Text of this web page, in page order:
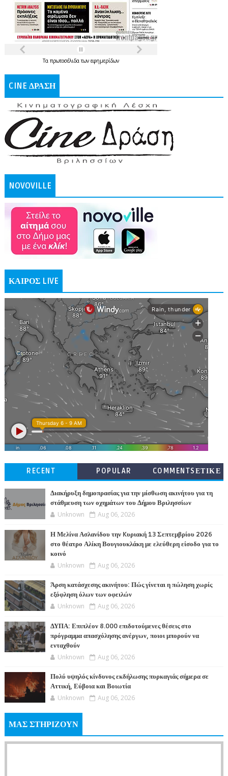
Τα πρωτοσέλιδατων εφημερίδων
CINE ΔΡΑΣΗ
NOVOVILLE
ΚΑΙΡΟΣ LIVE
RECENT POPULAR
COMMENTSΕΤΙΚΕ
Διακήρυξη δημοπρασίας για την μίσθωση ακινήτου για τη
στάθμευση των οχημάτων του Δήμου Βριλησσίων
Unknown Aug 06, 2026
Η Μελίνα Ασλανίδου την Kυριακή 13 Σεπτεμβρίου 2026
στο θέατρο Αλίκη Βουγιουκλάκη με ελεύθερη είσοδο για το
κοινό
Unknown Aug 06, 2026
Άρση κατάσχεσης ακινήτου: Πώς γίνεται η πώληση χωρίς
εξόφληση όλων των οφειλών
Unknown Aug 06, 2026
ΔΥΠΑ: Επιπλέον 8.000 επιδοτούμενες θέσεις στο
πρόγραμμα απασχόλησης ανέργων, ποιοι μπορούν να
ενταχθούν
Unknown Aug 06, 2026
Πολύ υψηλός κίνδυνος εκδήλωσης πυρκαγιάς σήμερα σε
Αττική, Εύβοια και Βοιωτία
Unknown Aug 06, 2026
ΜΑΣ ΣΤΗΡΙΖΟΥΝ